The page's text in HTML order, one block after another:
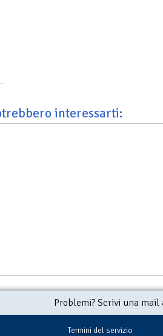
interessarti:
Problemi? Scrivi una
Termini del servizio